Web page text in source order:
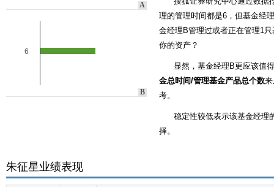
A
6
B
理的管理时间都是6，但基金经
金经理B管理过或者正在管理1
你的资产？
显然，基金经理B更应该值
金总时间/管理基金产品总个数
考。
稳定性较低表示该基金经理
择。
朱征星业绩表现